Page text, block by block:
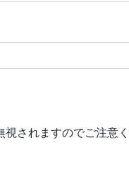
されますのでご注意